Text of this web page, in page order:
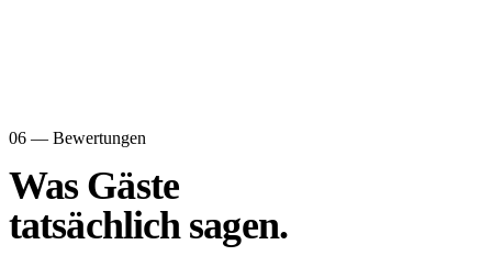
06 — Bewertungen
Was Gäste
tatsächlich sagen.